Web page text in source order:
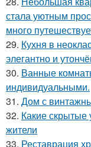
стала уютным
много
29. Кухня в
элегантно и
30. Ванные
индивидуальными.
31. Дом с
32. Какие скрытые
жители
33. Реставрация